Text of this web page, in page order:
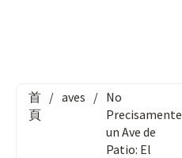
首
頁
/ aves / No
Precisamente
un Ave de
Patio: El